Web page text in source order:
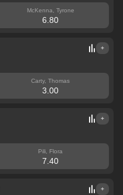
McKenna, Tyrone
6.80
+
Carty, Thomas
3.00
+
Pili, Flora
7.40
+